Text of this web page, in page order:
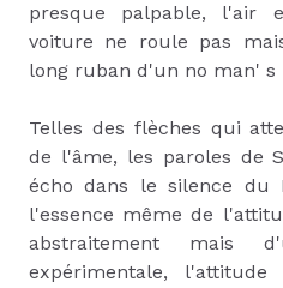
presque palpable, l'air
voiture ne roule pas
long ruban d'un no man' s
Telles des flèches qui
de l'âme, les paroles de
écho dans le silence du
l'essence même de
abstraitement mais
expérimentale,